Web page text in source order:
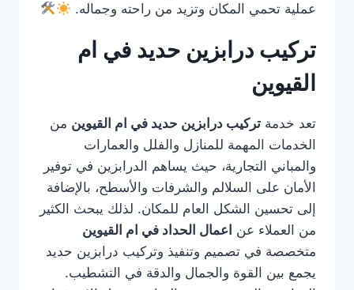
عملية تحمي المكان وتزيد من راحته وجماله.
تركيب درابزين حديد في ام
القيوين
تعد خدمة تركيب درابزين حديد في ام القيوين من
الخدمات المهمة للمنازل والفلل والعمارات
والمباني التجارية، حيث يساهم الدرابزين في توفير
الأمان على السلالم والشرفات والأسطح، بالإضافة
إلى تحسين الشكل العام للمكان. لذلك يبحث الكثير
من العملاء عن اعمال الحداد في ام القيوين
متخصصة في تصميم وتنفيذ وتركيب درابزين حديد
يجمع بين القوة والجمال والدقة في التشطيب.